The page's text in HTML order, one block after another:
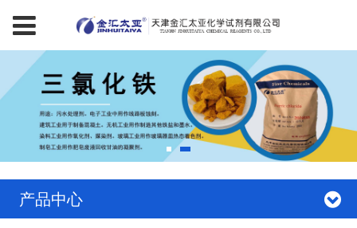
产品中心